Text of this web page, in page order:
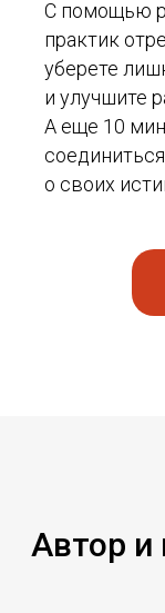
С помощью
практик
уберете
и улучшите
А еще 10
о своих
Автор